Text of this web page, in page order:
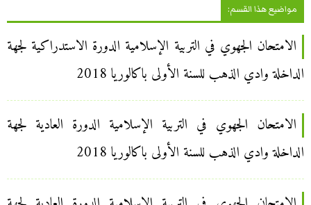
مواضيع هذا القسم:
الامتحان الجهوي في التربية الإسلامية الدورة الاستدراكية لجهة
الداخلة وادي الذهب للسنة الأولى باكالوريا 2018
الامتحان الجهوي في التربية الإسلامية الدورة العادية لجهة
الداخلة وادي الذهب للسنة الأولى باكالوريا 2018